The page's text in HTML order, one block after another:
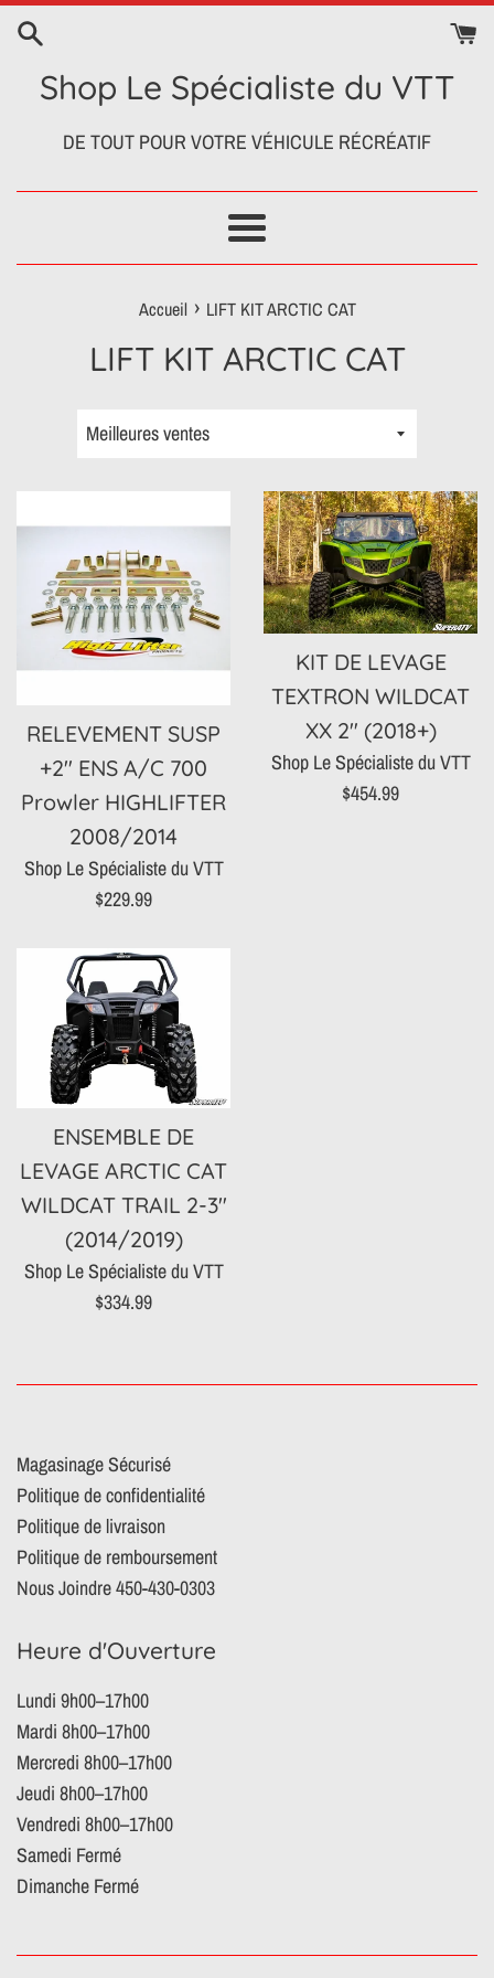
Passer
contenuShop Le Spécialiste du VTT
DE TOUT POUR VOTRE VÉHICULE RÉCRÉATIF
Menu
Accueil › LIFT KIT ARCTIC CAT
LIFT KIT ARCTIC CAT
Trier
RELEVEMENT SUSP
+2" ENS A/C 700
Prowler HIGHLIFTER
2008/2014
Shop Le Spécialiste du VTT
Prix
$229.99
KIT DE LEVAGE
TEXTRON WILDCAT
XX 2" (2018+)
Shop Le Spécialiste du VTT
Prix
$454.99
ENSEMBLE DE
LEVAGE ARCTIC CAT
WILDCAT TRAIL 2-3"
(2014/2019)
Shop Le Spécialiste du VTT
Prix
$334.99
Magasinage Sécurisé
Politique de confidentialité
Politique de livraison
Politique de remboursement
Nous Joindre 450-430-0303
Heure d'Ouverture
Lundi 9h00–17h00
Mardi 8h00–17h00
Mercredi 8h00–17h00
Jeudi 8h00–17h00
Vendredi 8h00–17h00
Samedi Fermé
Dimanche Fermé